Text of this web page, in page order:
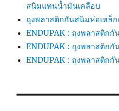
สนิมแทนน้ำมันเคลือบ
ถุงพลาสติกกันสนิมห่อเหล็
ENDUPAK : ถุงพลาสติกกั
ENDUPAK : ถุงพลาสติกกั
ENDUPAK : ถุงพลาสติก